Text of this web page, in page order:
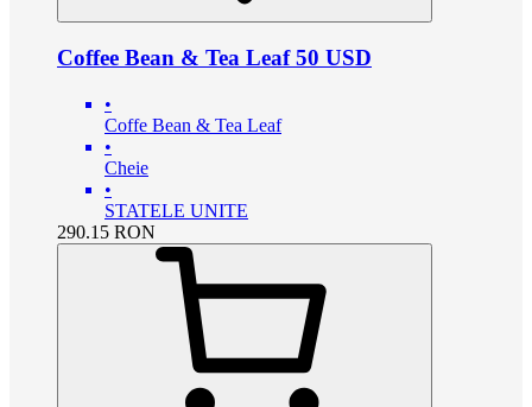
Coffee Bean & Tea Leaf 50 USD
•
Coffe Bean & Tea Leaf
•
Cheie
•
STATELE UNITE
290.15 RON